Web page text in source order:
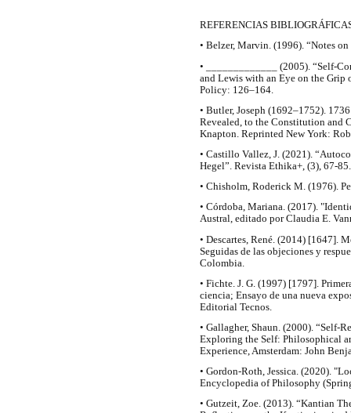
REFERENCIAS
• Belzer, Marvin. (1996). “Notes
• _____________ (2005). “Self-
and Lewis with an Eye on the
Policy: 126–164.
• Butler, Joseph (1692–1752).
Revealed, to the Constitution and
Knapton. Reprinted New York:
• Castillo Vallez, J. (2021).
Hegel”. Revista Ethika+, (3), 67-
• Chisholm, Roderick M. (1976).
• Córdoba, Mariana. (2017).
Austral, editado por Claudia E.
• Descartes, René. (2014) [1647].
Seguidas de las objeciones y
Colombia.
• Fichte. J. G. (1997) [1797].
ciencia; Ensayo de una nueva
Editorial Tecnos.
• Gallagher, Shaun. (2000). “Self-
Exploring the Self: Philosophical
Experience, Amsterdam: John
• Gordon-Roth, Jessica. (2020).
Encyclopedia of Philosophy
• Gutzeit, Zoe. (2013). “Kantian